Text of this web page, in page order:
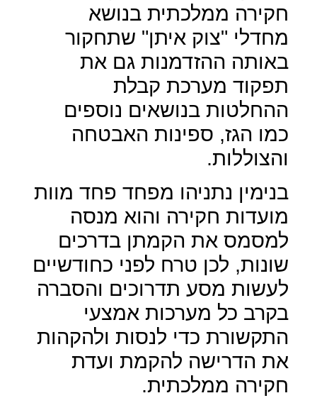
חקירה ממלכתית בנושא
מחדלי "צוק איתן" שתחקור
באותה ההזדמנות גם את
תפקוד מערכת קבלת
ההחלטות בנושאים נוספים
כמו הגז, ספינות האבטחה
והצוללות.
בנימין נתניהו מפחד פחד מוות
מועדות חקירה והוא מנסה
למסמס את הקמתן בדרכים
שונות, לכן טרח לפני כחודשיים
לעשות מסע תדרוכים והסברה
בקרב כל מערכות אמצעי
התקשורת כדי לנסות ולהקהות
את הדרישה להקמת ועדת
חקירה ממלכתית.